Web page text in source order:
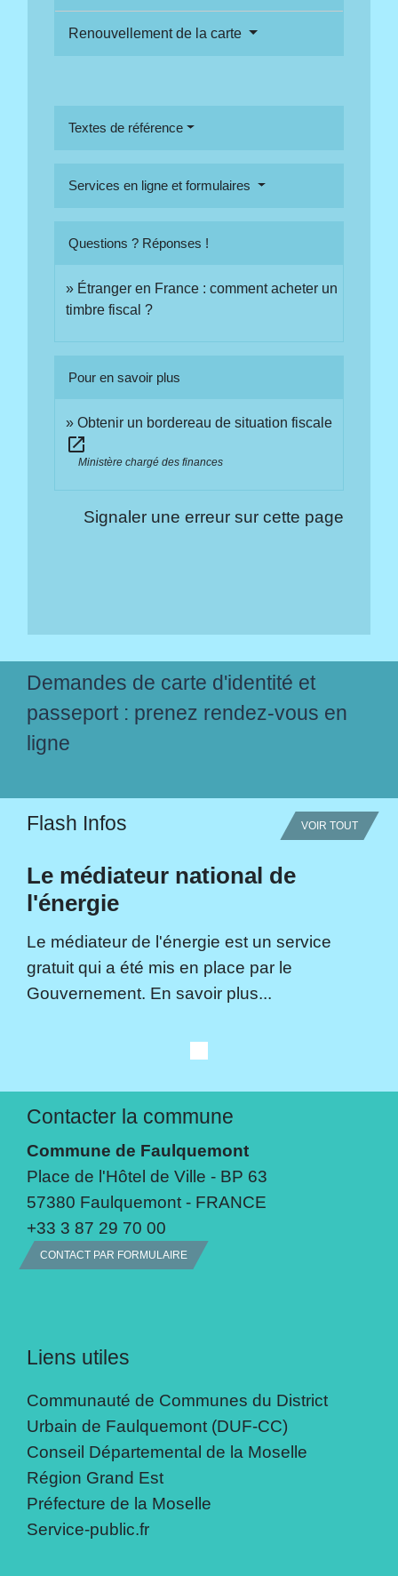
Renouvellement de la carte
Textes de référence
Services en ligne et formulaires
Questions ? Réponses !
Étranger en France : comment acheter un
timbre fiscal ?
Pour en savoir plus
Obtenir un bordereau de situation fiscale
open_in_new
Ministère chargé des finances
Signaler une erreur sur cette page
Demandes de carte d'identité et
passeport : prenez rendez-vous en
ligne
Flash Infos VOIR TOUT
Le médiateur national de
l'énergie
Le médiateur de l'énergie est un service
gratuit qui a été mis en place par le
Gouvernement. En savoir plus...
Contacter la commune
Commune de Faulquemont
Place de l'Hôtel de Ville - BP 63
57380 Faulquemont - FRANCE
+33 3 87 29 70 00
CONTACT PAR FORMULAIRE
Liens utiles
Communauté de Communes du District
Urbain de Faulquemont (DUF-CC)
Conseil Départemental de la Moselle
Région Grand Est
Préfecture de la Moselle
Service-public.fr